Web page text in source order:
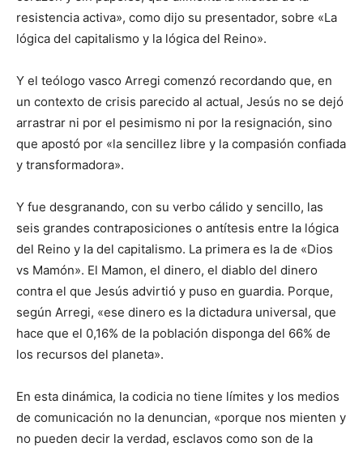
resistencia activa», como dijo su presentador, sobre «La
lógica del capitalismo y la lógica del Reino».
Y el teólogo vasco Arregi comenzó recordando que, en
un contexto de crisis parecido al actual, Jesús no se dejó
arrastrar ni por el pesimismo ni por la resignación, sino
que apostó por «la sencillez libre y la compasión confiada
y transformadora».
Y fue desgranando, con su verbo cálido y sencillo, las
seis grandes contraposiciones o antítesis entre la lógica
del Reino y la del capitalismo. La primera es la de «Dios
vs Mamón». El Mamon, el dinero, el diablo del dinero
contra el que Jesús advirtió y puso en guardia. Porque,
según Arregi, «ese dinero es la dictadura universal, que
hace que el 0,16% de la población disponga del 66% de
los recursos del planeta».
En esta dinámica, la codicia no tiene límites y los medios
de comunicación no la denuncian, «porque nos mienten y
no pueden decir la verdad, esclavos como son de la